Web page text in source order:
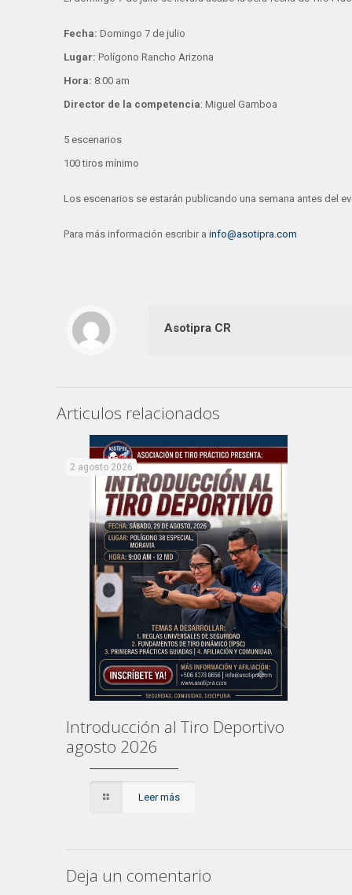
Fecha: Domingo 7 de julio
Lugar: Polígono Rancho Arizona
Hora: 8:00 am
Director de la competencia: Miguel Gamboa
5 escenarios
100 tiros mínimo
Los escenarios se estarán publicando una semana antes del
Para más información escribir ainfo@asotipra.com
Asotipra CR
Articulos relacionados
2 agosto 2026
Introducción al Tiro Deportivo
agosto 2026
Leer más
Deja un comentario